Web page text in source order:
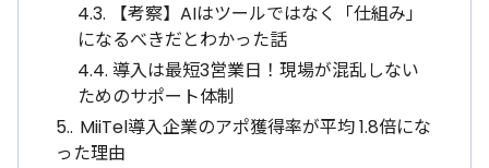
4.3. 【考察】AIはツールではなく「仕組み」
になるべきだとわかった話
4.4. 導入は最短3営業日！現場が混乱しない
ためのサポート体制
5. MiiTel導入企業のアポ獲得率が平均 1.8倍にな
った理由